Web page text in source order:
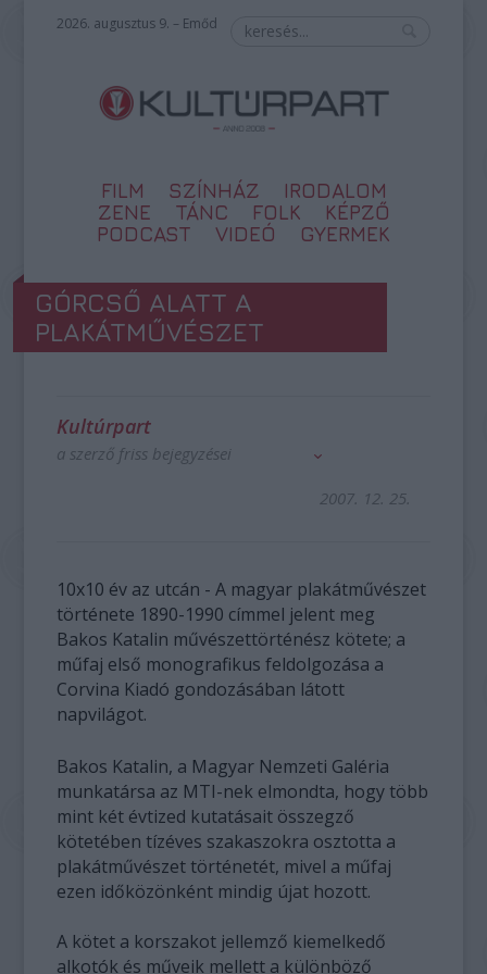
2026. augusztus 9. – Emőd
FILM SZÍNHÁZ
IRODALOM
ZENE
TÁNC FOLK
KÉPZŐ
PODCAST
VIDEÓ GYERMEK
GÓRCSŐ ALATT A
PLAKÁTMŰVÉSZET
Kultúrpart
a szerző friss bejegyzései
2007. 12. 25.
10x10 év az utcán - A magyar plakátművészet
története 1890-1990 címmel jelent meg
Bakos Katalin művészettörténész kötete; a
műfaj első monografikus feldolgozása a
Corvina Kiadó gondozásában látott
napvilágot.
Bakos Katalin, a Magyar Nemzeti Galéria
munkatársa az MTI-nek elmondta, hogy több
mint két évtized kutatásait összegző
kötetében tízéves szakaszokra osztotta a
plakátművészet történetét, mivel a műfaj
ezen időközönként mindig újat hozott.
A kötet a korszakot jellemző kiemelkedő
alkotók és műveik mellett a különböző